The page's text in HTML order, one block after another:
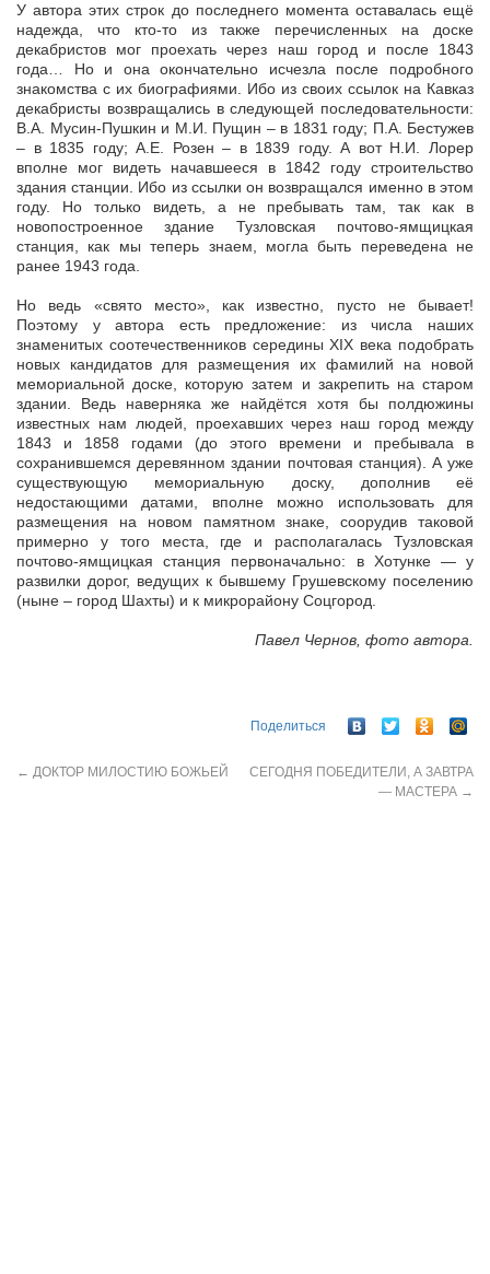
У автора этих строк до последнего момента оставалась ещё
надежда, что кто-то из также перечисленных на доске
декабристов мог проехать через наш город и после 1843
года… Но и она окончательно исчезла после подробного
знакомства с их биографиями. Ибо из своих ссылок на Кавказ
декабристы возвращались в следующей последовательности:
В.А. Мусин-Пушкин и М.И. Пущин – в 1831 году; П.А. Бестужев
– в 1835 году; А.Е. Розен – в 1839 году. А вот Н.И. Лорер
вполне мог видеть начавшееся в 1842 году строительство
здания станции. Ибо из ссылки он возвращался именно в этом
году. Но только видеть, а не пребывать там, так как в
новопостроенное здание Тузловская почтово-ямщицкая
станция, как мы теперь знаем, могла быть переведена не
ранее 1943 года.
Но ведь «свято место», как известно, пусто не бывает!
Поэтому у автора есть предложение: из числа наших
знаменитых соотечественников середины XIX века подобрать
новых кандидатов для размещения их фамилий на новой
мемориальной доске, которую затем и закрепить на старом
здании. Ведь наверняка же найдётся хотя бы полдюжины
известных нам людей, проехавших через наш город между
1843 и 1858 годами (до этого времени и пребывала в
сохранившемся деревянном здании почтовая станция). А уже
существующую мемориальную доску, дополнив её
недостающими датами, вполне можно использовать для
размещения на новом памятном знаке, соорудив таковой
примерно у того места, где и располагалась Тузловская
почтово-ямщицкая станция первоначально: в Хотунке — у
развилки дорог, ведущих к бывшему Грушевскому поселению
(ныне – город Шахты) и к микрорайону Соцгород.
Павел Чернов, фото автора.
Поделиться
← ДОКТОР МИЛОСТИЮ БОЖЬЕЙ
СЕГОДНЯ ПОБЕДИТЕЛИ, А ЗАВТРА
— МАСТЕРА →